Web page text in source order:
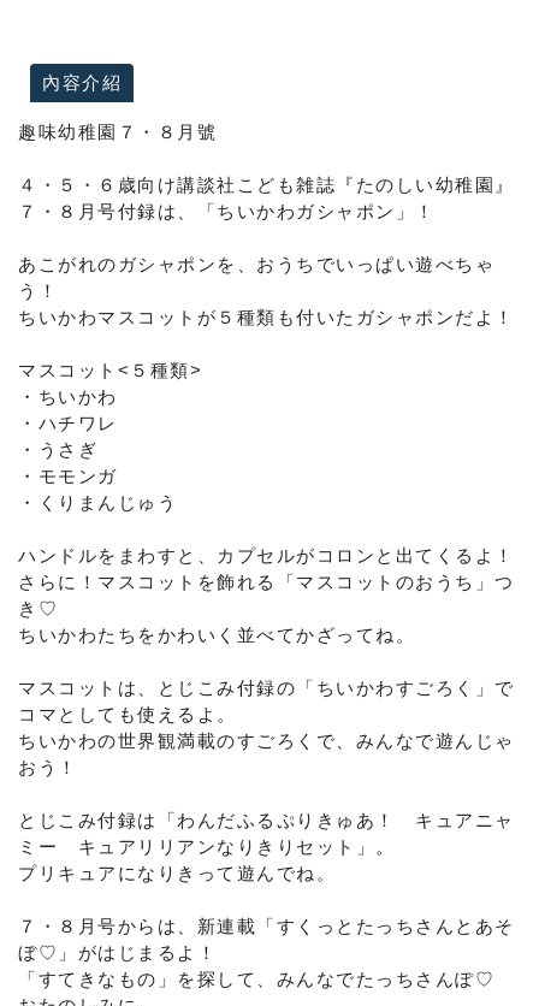
內容介紹
趣味幼稚園７・８月號
４・５・６歳向け講談社こども雑誌『たのしい幼稚園』
７・８月号付録は、「ちいかわガシャポン」！
あこがれのガシャポンを、おうちでいっぱい遊べちゃ
う！
ちいかわマスコットが５種類も付いたガシャポンだよ！
マスコット<５種類>
・ちいかわ
・ハチワレ
・うさぎ
・モモンガ
・くりまんじゅう
ハンドルをまわすと、カプセルがコロンと出てくるよ！
さらに！マスコットを飾れる「マスコットのおうち」つ
き♡
ちいかわたちをかわいく並べてかざってね。
マスコットは、とじこみ付録の「ちいかわすごろく」で
コマとしても使えるよ。
ちいかわの世界観満載のすごろくで、みんなで遊んじゃ
おう！
とじこみ付録は「わんだふるぷりきゅあ！ キュアニャ
ミー キュアリリアンなりきりセット」。
プリキュアになりきって遊んでね。
７・８月号からは、新連載「すくっとたっちさんとあそ
ぼ♡」がはじまるよ！
「すてきなもの」を探して、みんなでたっちさんぽ♡